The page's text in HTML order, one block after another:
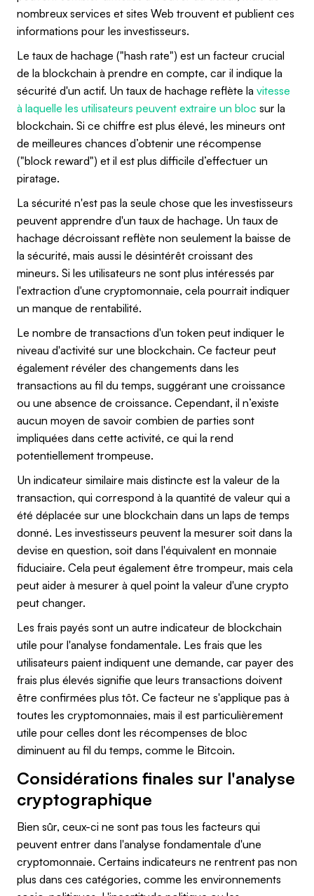
nombreux services et sites Web trouvent et publient ces
informations pour les investisseurs.
Le taux de hachage ("hash rate") est un facteur crucial
de la blockchain à prendre en compte, car il indique la
sécurité d'un actif. Un taux de hachage reflète la vitesse
à laquelle les utilisateurs peuvent extraire un bloc sur la
blockchain. Si ce chiffre est plus élevé, les mineurs ont
de meilleures chances d’obtenir une récompense
("block reward") et il est plus difficile d’effectuer un
piratage.
La sécurité n'est pas la seule chose que les investisseurs
peuvent apprendre d'un taux de hachage. Un taux de
hachage décroissant reflète non seulement la baisse de
la sécurité, mais aussi le désintérêt croissant des
mineurs. Si les utilisateurs ne sont plus intéressés par
l'extraction d'une cryptomonnaie, cela pourrait indiquer
un manque de rentabilité.
Le nombre de transactions d'un token peut indiquer le
niveau d'activité sur une blockchain. Ce facteur peut
également révéler des changements dans les
transactions au fil du temps, suggérant une croissance
ou une absence de croissance. Cependant, il n’existe
aucun moyen de savoir combien de parties sont
impliquées dans cette activité, ce qui la rend
potentiellement trompeuse.
Un indicateur similaire mais distincte est la valeur de la
transaction, qui correspond à la quantité de valeur qui a
été déplacée sur une blockchain dans un laps de temps
donné. Les investisseurs peuvent la mesurer soit dans la
devise en question, soit dans l'équivalent en monnaie
fiduciaire. Cela peut également être trompeur, mais cela
peut aider à mesurer à quel point la valeur d'une crypto
peut changer.
Les frais payés sont un autre indicateur de blockchain
utile pour l'analyse fondamentale. Les frais que les
utilisateurs paient indiquent une demande, car payer des
frais plus élevés signifie que leurs transactions doivent
être confirmées plus tôt. Ce facteur ne s'applique pas à
toutes les cryptomonnaies, mais il est particulièrement
utile pour celles dont les récompenses de bloc
diminuent au fil du temps, comme le Bitcoin.
Considérations finales sur l'analyse
cryptographique
Bien sûr, ceux-ci ne sont pas tous les facteurs qui
peuvent entrer dans l'analyse fondamentale d'une
cryptomonnaie. Certains indicateurs ne rentrent pas non
plus dans ces catégories, comme les environnements